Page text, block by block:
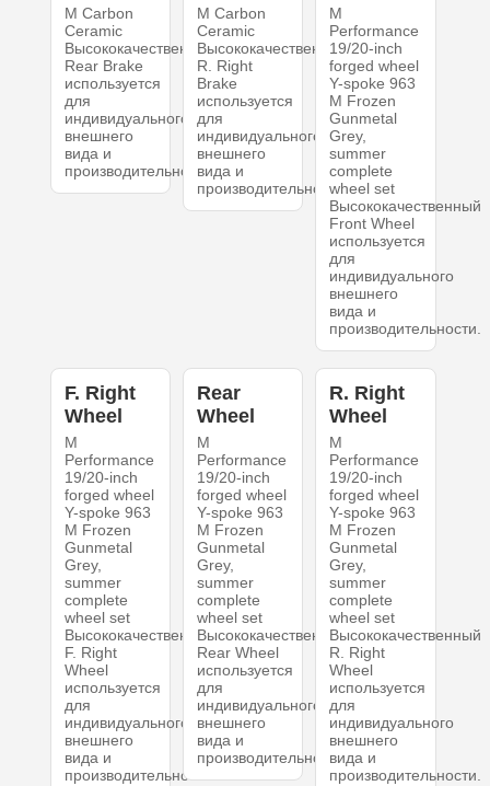
M Carbon
Ceramic
Высококачественный
Rear Brake
используется
для
индивидуального
внешнего
вида и
производительности.
M Carbon
Ceramic
Высококачественный
R. Right
Brake
используется
для
индивидуального
внешнего
вида и
производительности.
M
Performance
19/20-inch
forged wheel
Y-spoke 963
M Frozen
Gunmetal
Grey,
summer
complete
wheel set
Высококачественный
Front Wheel
используется
для
индивидуального
внешнего
вида и
производительности.
F. Right
Wheel
M
Performance
19/20-inch
forged wheel
Y-spoke 963
M Frozen
Gunmetal
Grey,
summer
complete
wheel set
Высококачественный
F. Right
Wheel
используется
для
индивидуального
внешнего
вида и
производительности.
Rear
Wheel
M
Performance
19/20-inch
forged wheel
Y-spoke 963
M Frozen
Gunmetal
Grey,
summer
complete
wheel set
Высококачественный
Rear Wheel
используется
для
индивидуального
внешнего
вида и
производительности.
R. Right
Wheel
M
Performance
19/20-inch
forged wheel
Y-spoke 963
M Frozen
Gunmetal
Grey,
summer
complete
wheel set
Высококачественный
R. Right
Wheel
используется
для
индивидуального
внешнего
вида и
производительности.